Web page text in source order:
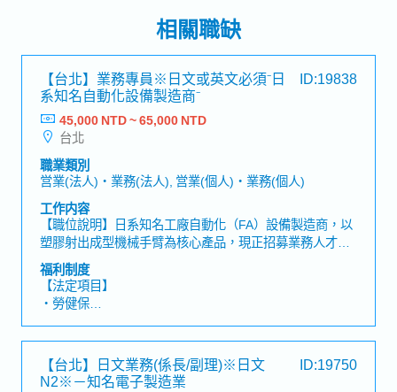
相關職缺
【台北】業務專員※日文或英文必須⁻日
系知名自動化設備製造商⁻
ID:19838
45,000 NTD ~ 65,000 NTD
台北
職業類別
営業(法人)・業務(法人), 営業(個人)・業務(個人)
工作内容
【職位說明】日系知名工廠自動化（FA）設備製造商，以
塑膠射出成型機械手臂為核心產品，現正招募業務人才！
【工作內容】・維護既有客戶關係，並進行提案型業務・
運用休眠客戶名單等資源，開發新客戶・依據客戶需求提
出最適合的產品方案・製作報價單・管理產品交期及出貨
時程・拜訪客戶並進行業務洽談【補充資訊】・提供公司
公務車・主要客戶產業：電子相關、醫療產業、容器製造
相關、日用品／雜貨相關產業
福利制度
【法定項目】
・勞健保
・各種休假（特別休假、婚假、喪假、生理假、產檢假、
陪產假、產假、育嬰假）
・退休金
【台北】日文業務(係長/副理)※日文
N2※－知名電子製造業
ID:19750